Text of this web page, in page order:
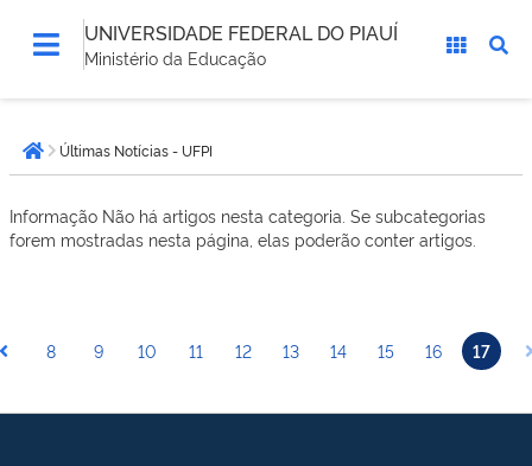
UNIVERSIDADE FEDERAL DO PIAUÍ
Ministério da Educação
está
aqui:Página inicial
Últimas Notícias - UFPI
Informação Não há artigos nesta categoria. Se subcategorias
forem mostradas nesta página, elas poderão conter artigos.
8 9 10 11 12 13 14 15 16 17